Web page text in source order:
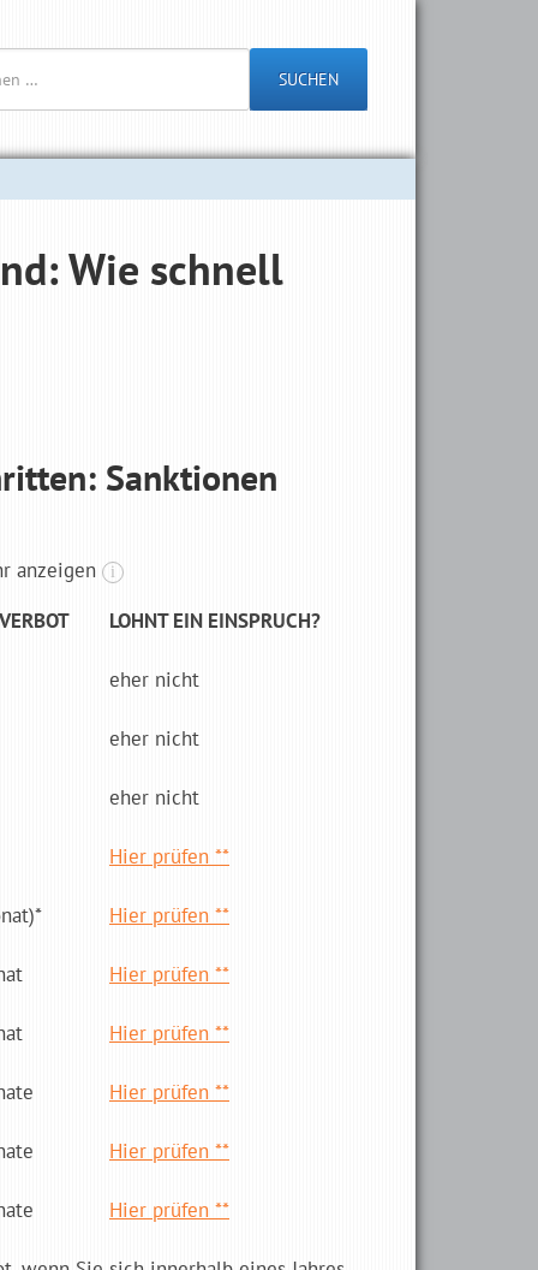
SUCHEN
Wie schnell
Sanktionen
anzeigen i
LOHNT EIN EINSPRUCH?
eher nicht
eher nicht
eher nicht
Hier prüfen **
Hier prüfen **
Hier prüfen **
Hier prüfen **
Hier prüfen **
Hier prüfen **
Hier prüfen **